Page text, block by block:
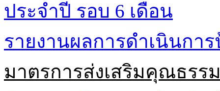
ประจำปี รอบ 6 เดือน
รายงานผลการดำเนินกา
มาตรการส่งเสริมคุณธรร